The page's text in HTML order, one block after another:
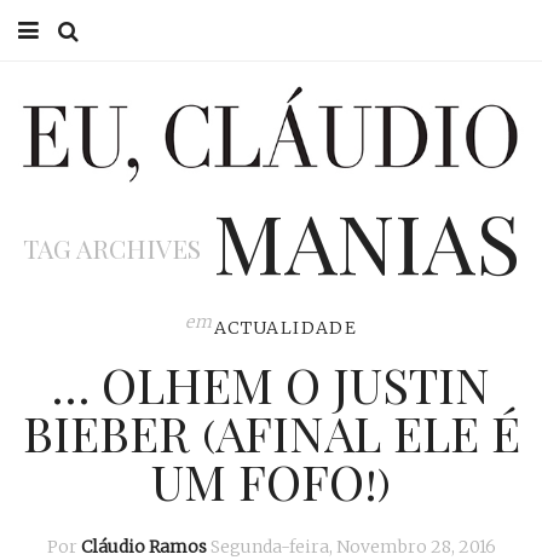
EU CLÁUDIO
EU NA TV
ACTUALIDADE
TAG ARCHIVES MANIAS
emACTUALIDADE
… OLHEM O JUSTIN
BIEBER (AFINAL ELE É
UM FOFO!)
Por Cláudio Ramos Segunda-feira, Novembro 28, 2016